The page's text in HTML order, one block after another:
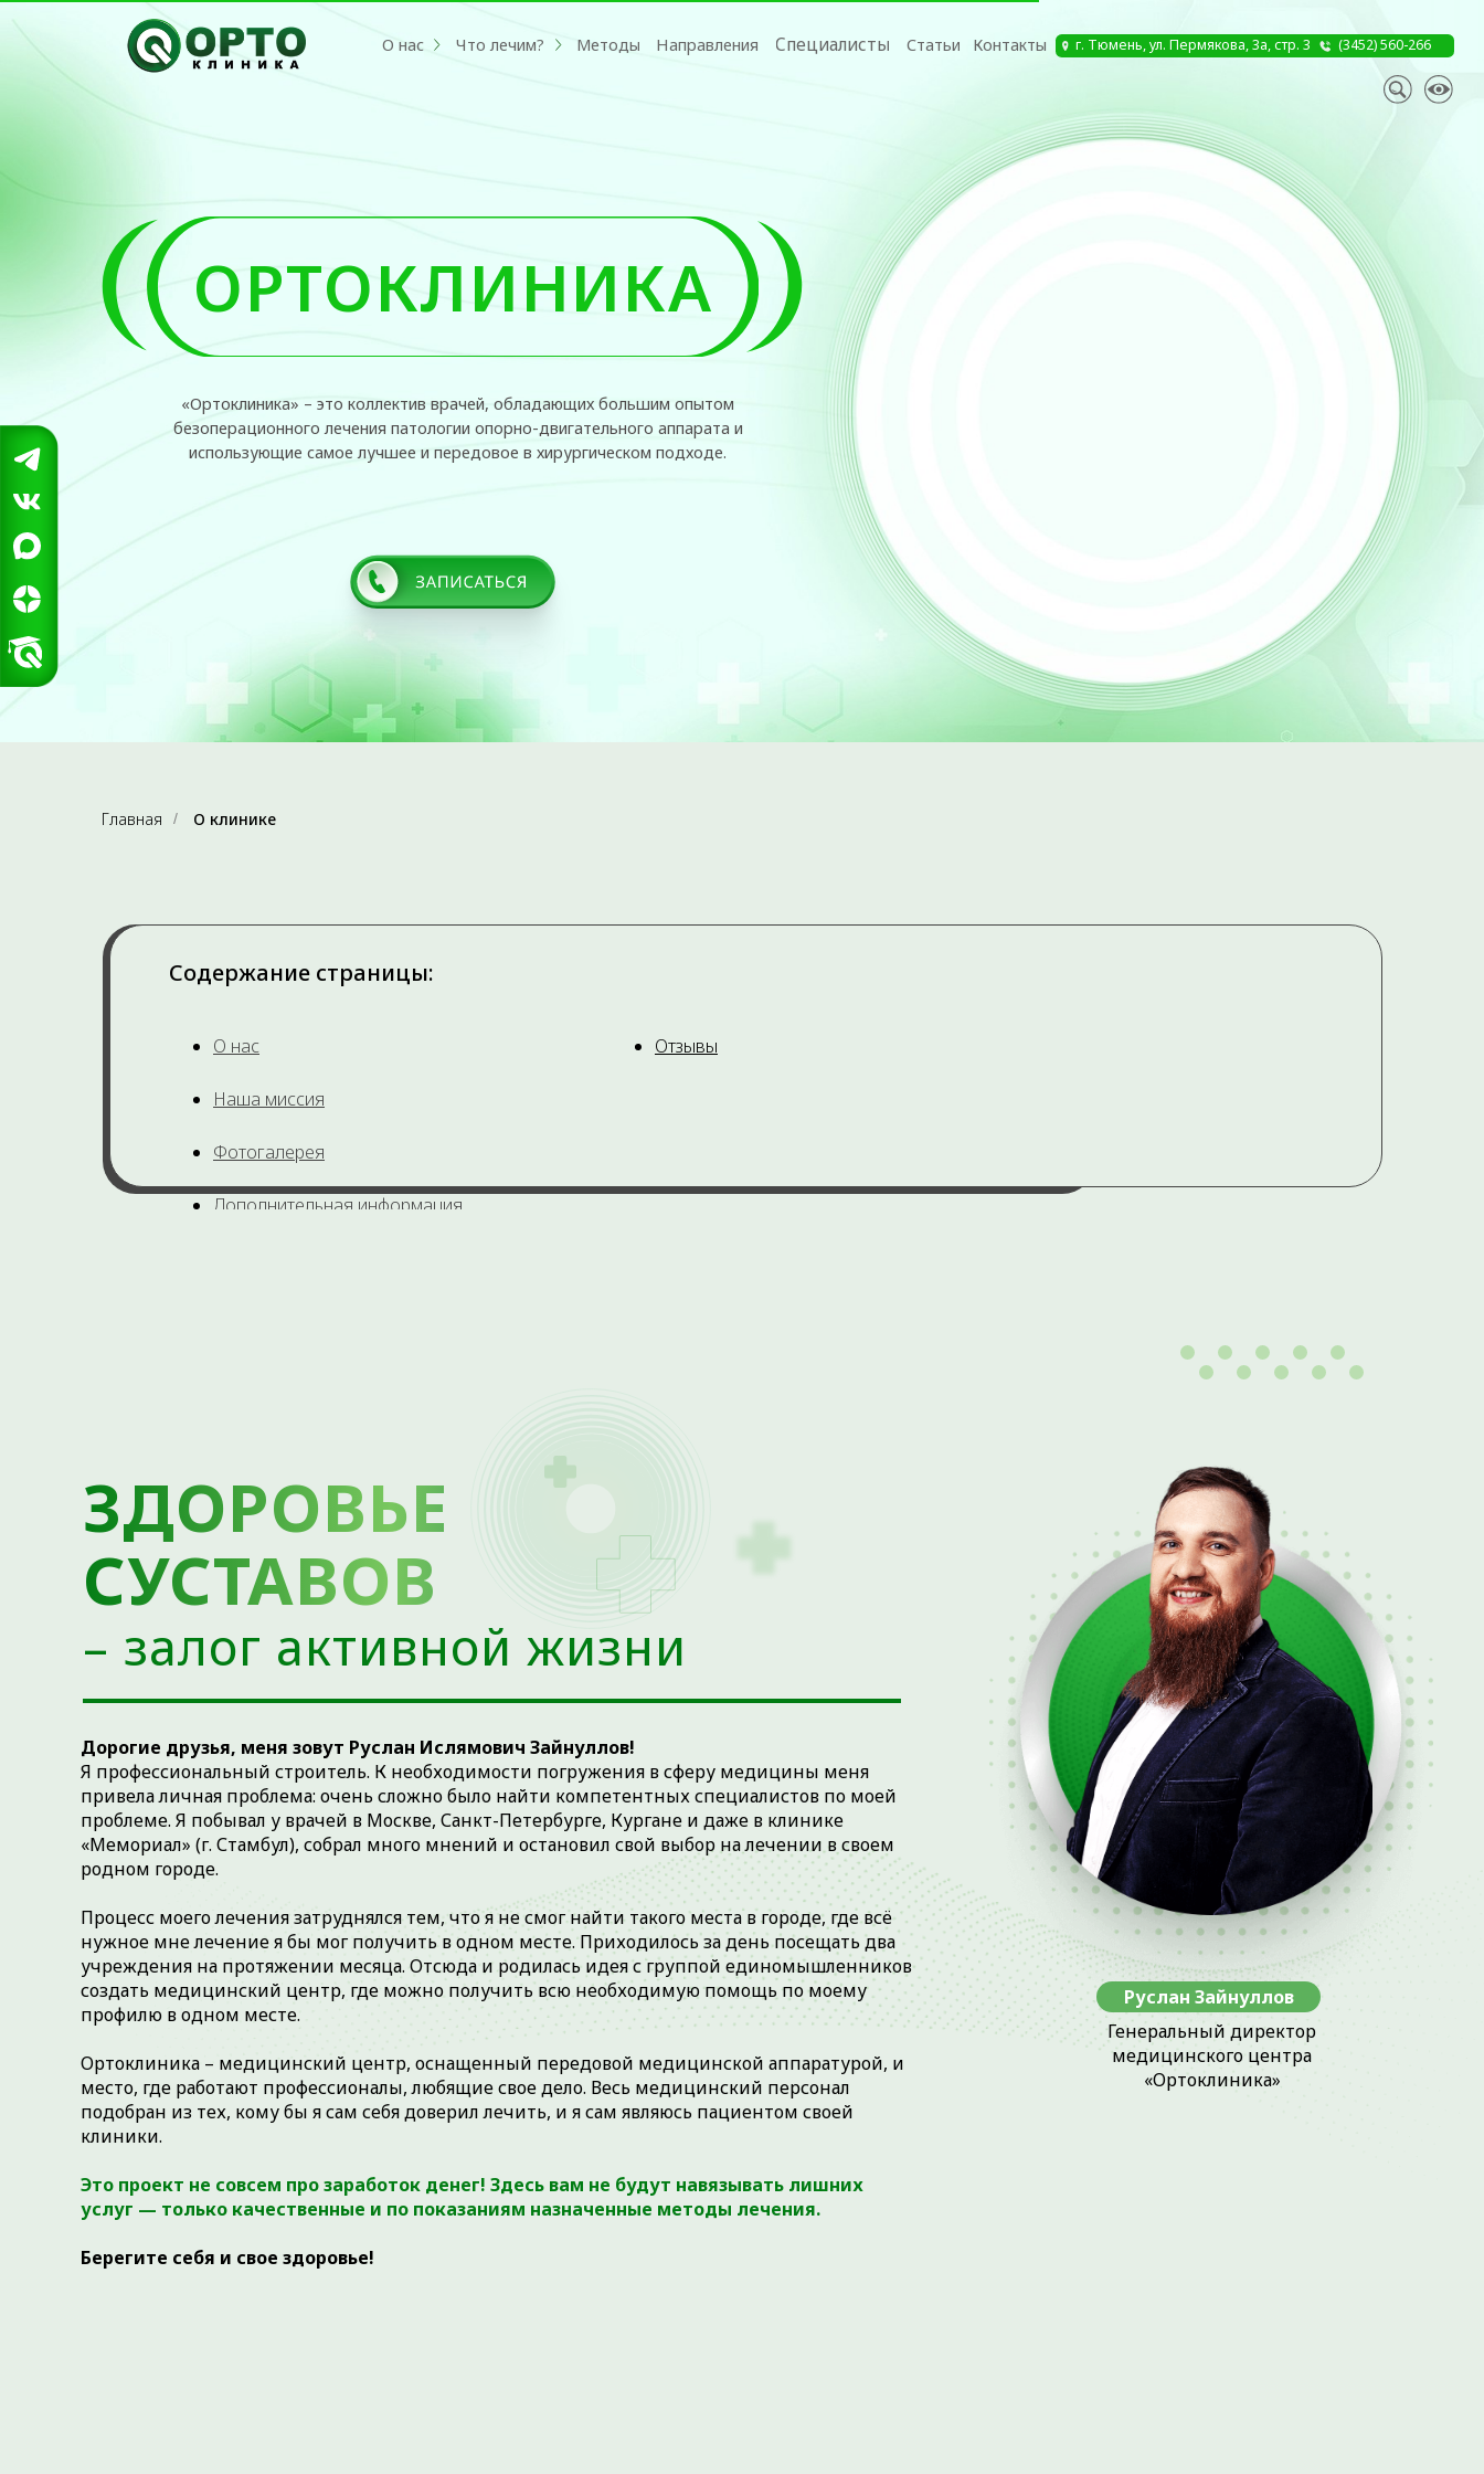
Методы Специалисты Контакты
Направления Статьи (3452) 560-266
г. Тюмень, ул. Пермякова, 3а, стр. 3
Что лечим?
ОРТОКЛИНИКА
«Ортоклиника» – это коллектив врачей, обладающих большим опытом
использующие самое лучшее и передовое в хирургическом подходе.
Главная / О клинике
Отзывы
О нас
Наша миссия
Фотогалерея
Дополнительная информация
Содержание страницы:
– залог активной жизни
ЗДОРОВЬЕ
СУСТАВОВ
Дорогие друзья, меня зовут Руслан Ислямович Зайнуллов!
Я профессиональный строитель. К необходимости погружения в сферу медицины меня
привела личная проблема: очень сложно было найти компетентных специалистов по моей
проблеме. Я побывал у врачей в Москве, Санкт-Петербурге, Кургане и даже в клинике
«Мемориал» (г. Стамбул), собрал много мнений и остановил свой выбор на лечении в своем
родном городе.
Процесс моего лечения затруднялся тем, что я не смог найти такого места в городе, где всё
нужное мне лечение я бы мог получить в одном месте. Приходилось за день посещать два
учреждения на протяжении месяца. Отсюда и родилась идея с группой единомышленников
создать медицинский центр, где можно получить всю необходимую помощь по моему
профилю в одном месте.
Ортоклиника – медицинский центр, оснащенный передовой медицинской аппаратурой, и
место, где работают профессионалы, любящие свое дело. Весь медицинский персонал
подобран из тех, кому бы я сам себя доверил лечить, и я сам являюсь пациентом своей
клиники.
Это проект не совсем про заработок денег! Здесь вам не будут навязывать лишних
услуг — только качественные и по показаниям назначенные методы лечения.
Берегите себя и свое здоровье!
Генеральный директор
медицинского центра
«Ортоклиника»
Руслан Зайнуллов